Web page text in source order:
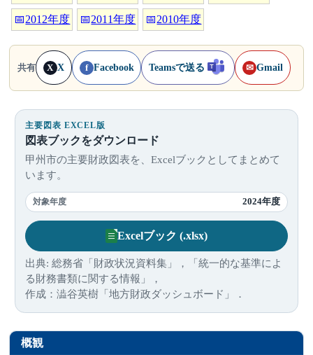
📅2012年度 📅2011年度 📅2010年度
共有 X X f Facebook Teamsで送る ✉ Gmail
主要図表 EXCEL版
図表ブックをダウンロード
甲州市の主要財政図表を、Excelブックとしてまとめて
います。
対象年度 2024年度
Excelブック (.xlsx)
出典: 総務省「財政状況資料集」，「統一的な基準によ
る財務書類に関する情報」，
作成：澁谷英樹「地方財政ダッシュボード」．
概観